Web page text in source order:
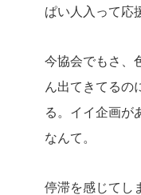
ぱい人入って応
今協会でもさ、
ん出てきてるの
る。イイ企画が
なんて。
停滞を感じてし